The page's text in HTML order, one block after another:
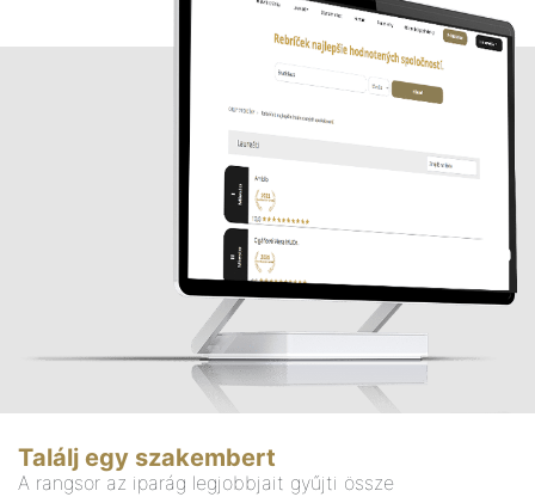
Találj egy szakembert
A rangsor az iparág legjobbjait gyűjti össze